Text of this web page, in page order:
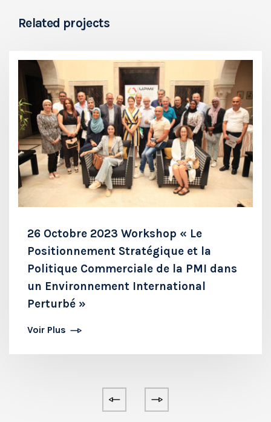
Related projects
26 Octobre 2023 Workshop « Le
Positionnement Stratégique et la
Politique Commerciale de la PMI dans
un Environnement International
Perturbé »
Voir Plus